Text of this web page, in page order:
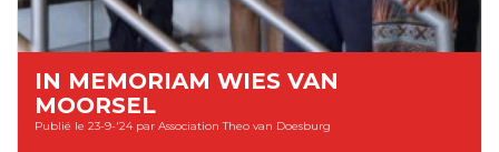
IN MEMORIAM WIES VAN
MOORSEL
Publié le 23-9-'24 par Association Theo van Doesburg